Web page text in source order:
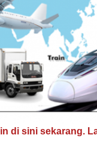
di sini sekarang.